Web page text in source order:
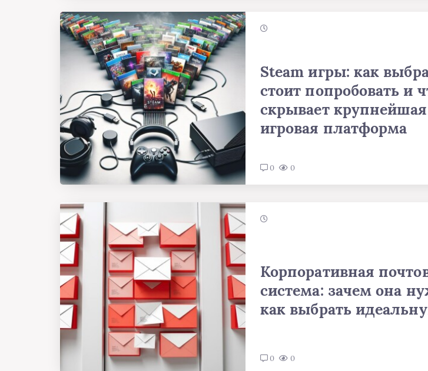
Steam игры: как
стоит попробовать и
скрывает крупнейшая
игровая платформа
0 0
Корпоративная
система: зачем она
как выбрать
0 0